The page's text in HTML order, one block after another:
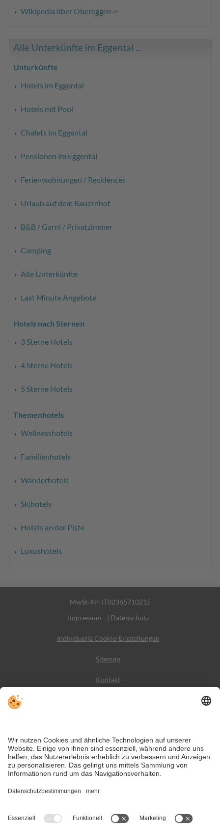
Wikipedia über Obereggen
Alle Unterkünfte im Eggental ...
Unterkünfte
Hotels im Eggental
Hotels mit Pool
Chalets im Eggental
Pensionen im Eggental
Ferienwohnungen / Residences
Urlaub auf dem Bauernhof
B&B / Garni / Privatzimmer
Camping
Alle Unterkünfte
Last Minute Angebote
Hotels nach Sternen
3 Sterne Hotels
4 Sterne Hotels
5 Sterne Hotels
Themenhotels
Wellnesshotels
Familienhotels
Wanderhotels
Skihotels
Hotels an der Piste
Luxushotels
MwSt.-Nr. IT02365710215
Impressum
| Datenschutz
Individuelle Cookie-Einstellungen
Sitemap
Kontakt
VIVODolomiti ist das Reiseportal für unvergesslichen
Bergurlaub – mit Unterkünften und Angeboten in den
Dolomiten, im UNESCO Weltnaturerbe.
Trotz genauer Arbeit und ständigem Aktualisieren der Inhalte, können Fehler